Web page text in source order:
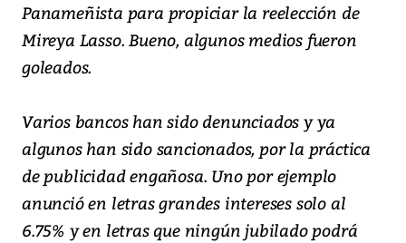
Panameñista para propiciar la reelección de
Mireya Lasso. Bueno, algunos medios fueron
goleados.
Varios bancos han sido denunciados y ya
algunos han sido sancionados, por la práctica
de publicidad engañosa. Uno por ejemplo
anunció en letras grandes intereses solo al
6.75% y en letras que ningún jubilado podrá